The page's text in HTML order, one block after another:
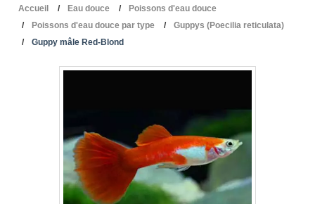
Accueil Eau douce
Poissons d'eau douce
Poissons d'eau douce par type
Guppys (Poecilia reticulata)
Guppy mâle Red-Blond